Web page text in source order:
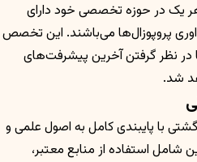
یک در حوزه تخصصی خود دارای
پروپوزال‌ها می‌باشند. این تخصص
در نظر گرفتن آخرین پیشرفت‌های
شد.
با پایبندی کامل به اصول علمی و
استفاده از منابع معتبر،